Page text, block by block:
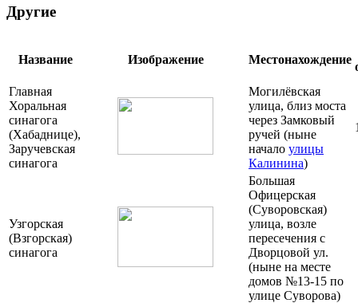
Другие
Название Изображение Местонахождение
Главная
Хоральная
синагога
(Хабаднице),
Заручевская
синагога
Могилёвская
улица, близ моста
через Замковый
ручей (ныне
начало улицы
Калинина)
Узгорская
(Взгорская)
синагога
Большая
Офицерская
(Суворовская)
улица, возле
пересечения с
Дворцовой ул.
(ныне на месте
домов №13-15 по
улице Суворова)